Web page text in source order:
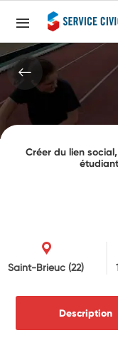
Créer du lien
Saint-Brieuc(22)
Description